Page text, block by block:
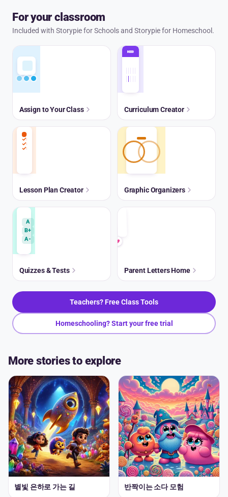
For your classroom
Included with Storypie for Schools and Storypie for Homeschool.
Assign to Your Class Curriculum Creator
Lesson Plan Creator Graphic Organizers
A
B+
A-
Quizzes & Tests Parent Letters Home
Teachers? Free Class Tools
Homeschooling? Start your free trial
More stories to explore
별빛 은하로 가는 길 반짝이는 소다 모험